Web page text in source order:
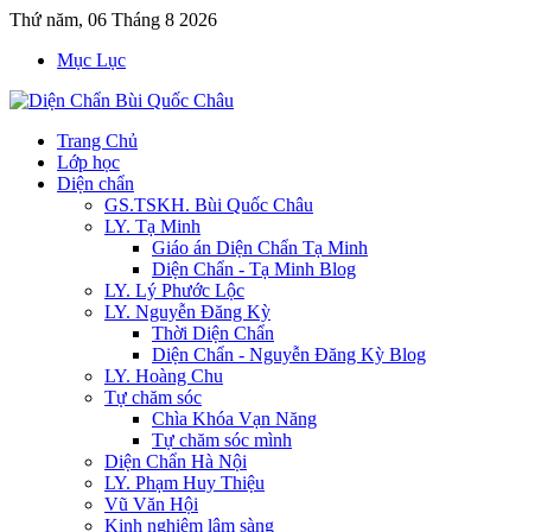
Thứ năm, 06 Tháng 8 2026
Mục Lục
Trang Chủ
Lớp học
Diện chẩn
GS.TSKH. Bùi Quốc Châu
LY. Tạ Minh
Giáo án Diện Chẩn Tạ Minh
Diện Chẩn - Tạ Minh Blog
LY. Lý Phước Lộc
LY. Nguyễn Đăng Kỳ
Thời Diện Chẩn
Diện Chẩn - Nguyễn Đăng Kỳ Blog
LY. Hoàng Chu
Tự chăm sóc
Chìa Khóa Vạn Năng
Tự chăm sóc mình
Diện Chẩn Hà Nội
LY. Phạm Huy Thiệu
Vũ Văn Hội
Kinh nghiệm lâm sàng